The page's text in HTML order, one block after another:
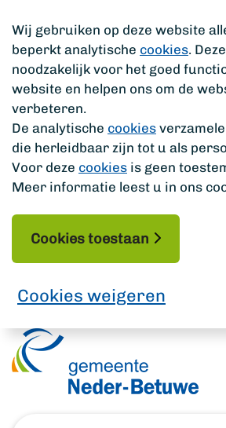
Wij gebruiken op deze website
beperkt analytische cookies. Deze
noodzakelijk voor het goed
website en helpen ons om de
verbeteren.
De analytische cookies
die herleidbaar zijn tot u als
Voor deze cookies is geen
Meer informatie leest u in ons
Cookies toestaan
Cookies weigeren